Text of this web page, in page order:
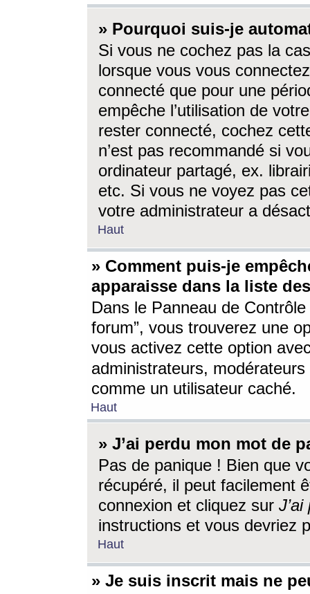
» Pourquoi suis-je
Si vous ne cochez pas la
lorsque vous vous
connecté que pour une
empêche l’utilisation de
rester connecté, cochez
n’est pas recommandé si
ordinateur partagé, ex.
etc. Si vous ne voyez pas
votre administrateur a
Haut
» Comment puis-je
apparaisse dans la liste
Dans le Panneau de
forum”, vous trouverez une
vous activez cette option
administrateurs,
comme un utilisateur caché.
Haut
» J’ai perdu mon mot de
Pas de panique ! Bien que
récupéré, il peut facilement
connexion et cliquez sur
instructions et vous devriez
Haut
» Je suis inscrit mais ne